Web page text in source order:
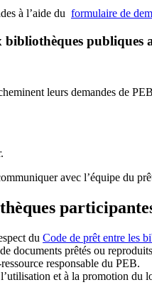
à l’aide du formulaire de
bibliothèques
leurs demandes de
avec l’équipe du
du Code de prêt entre les
documents prêtés ou
responsable du PEB.
’utilisation et à la promotion du